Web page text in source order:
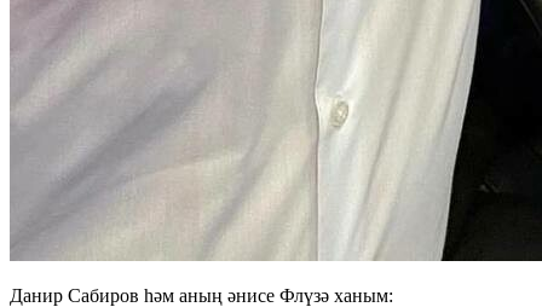
Данир Сабиров һәм аның әнисе Флүзә ханым: